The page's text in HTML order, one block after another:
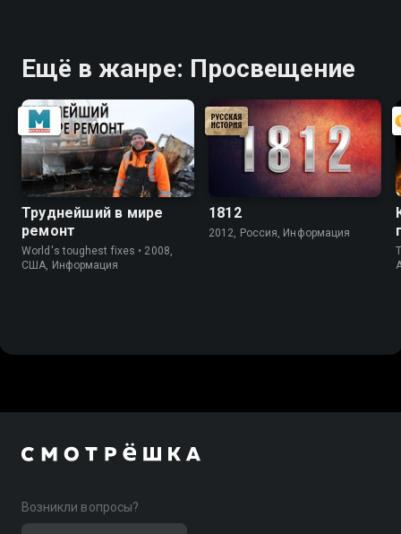
Ещё в жанре: Просвещение
Труднейший в мире
ремонт
World's toughest fixes • 2008,
США, Информация
1812
2012, Россия, Информация
Возникли вопросы?